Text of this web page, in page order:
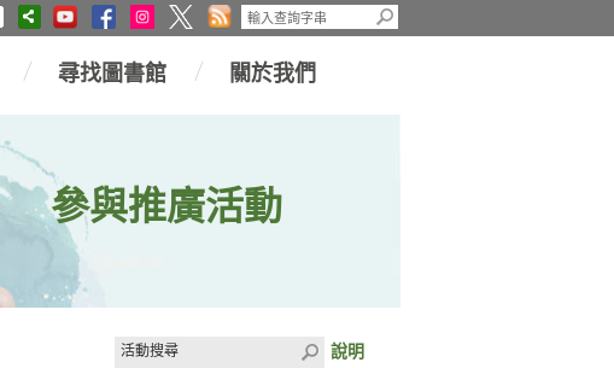
尋找圖書館 關於我們
參與推廣活動
說明